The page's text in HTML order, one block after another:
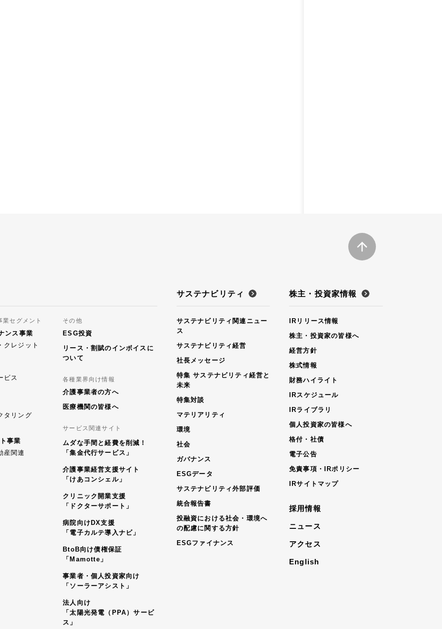
セグメント
ンス事業
クレジット
ビス
タリング
事業
産関連
その他
ESG投資
リース・割賦のインボイスに
ついて
各種業界向け情報
介護事業者の方へ
医療機関の皆様へ
サービス関連サイト
ムダな手間と経費を削減！
「集金代行サービス」
介護事業経営支援サイト
「けあコンシェル」
クリニック開業支援
「ドクターサポート」
病院向けDX支援
「電子カルテ導入ナビ」
BtoB向け債権保証
「Mamotte」
事業者・個人投資家向け
「ソーラーアシスト」
法人向け
「太陽光発電（PPA）サービ
ス」
サステナビリティ
サステナビリティ関連ニュー
ス
サステナビリティ経営
社長メッセージ
特集 サステナビリティ経営と
未来
特集対談
マテリアリティ
環境
社会
ガバナンス
ESGデータ
サステナビリティ外部評価
統合報告書
投融資における社会・環境へ
の配慮に関する方針
ESGファイナンス
株主・投資家情報
IRリリース情報
株主・投資家の皆様へ
経営方針
株式情報
財務ハイライト
IRスケジュール
IRライブラリ
個人投資家の皆様へ
格付・社債
電子公告
免責事項・IRポリシー
IRサイトマップ
採用情報
ニュース
アクセス
English